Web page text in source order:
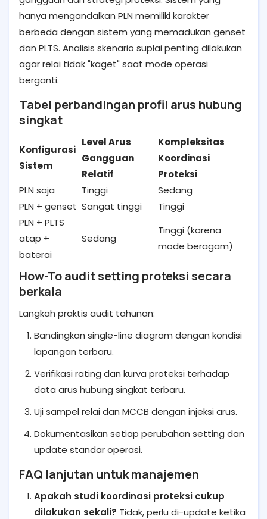
hanya mengandalkan PLN memiliki karakter
berbeda dengan sistem yang memadukan genset
dan PLTS. Analisis skenario suplai penting dilakukan
agar relai tidak "kaget" saat mode operasi
berganti.
Tabel perbandingan profil arus hubung
singkat
Konfigurasi
Sistem
Level Arus
Gangguan
Relatif
Kompleksitas
Koordinasi
Proteksi
PLN saja
Tinggi
Sedang
PLN + genset Sangat tinggi
Tinggi
PLN + PLTS
atap +
baterai
Sedang
Tinggi (karena
mode beragam)
How-To audit setting proteksi secara
berkala
Langkah praktis audit tahunan:
Bandingkan single-line diagram dengan kondisi
lapangan terbaru.
Verifikasi rating dan kurva proteksi terhadap
data arus hubung singkat terbaru.
Uji sampel relai dan MCCB dengan injeksi arus.
Dokumentasikan setiap perubahan setting dan
update standar operasi.
FAQ lanjutan untuk manajemen
Apakah studi koordinasi proteksi cukup
dilakukan sekali? Tidak, perlu di-update ketika